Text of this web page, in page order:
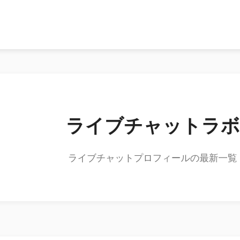
ライブチャットラボ
ライブチャットプロフィールの最新一覧